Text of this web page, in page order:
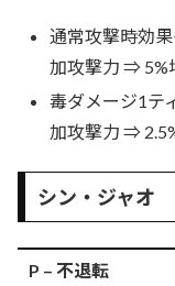
通常攻撃時効
加攻撃力 ⇒ 5%
毒ダメージ1テ
加攻撃力 ⇒
シン・ジャオ
P – 不退転